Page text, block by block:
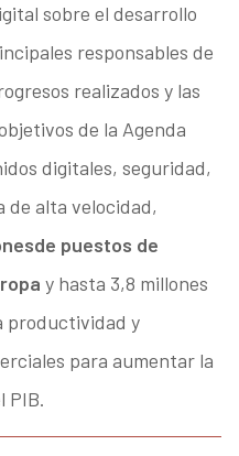
sobre el desarrollo
responsables de
realizados y las
de la Agenda
digitales, seguridad,
de alta velocidad,
de puestos de
y hasta 3,8 millones
productividad y
para aumentar la
PIB.